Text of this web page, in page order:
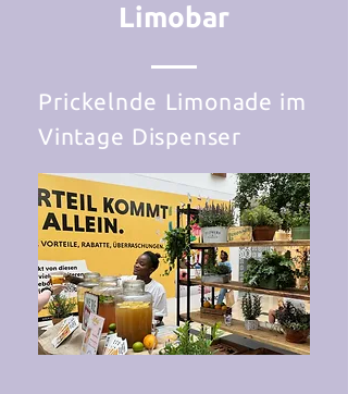
Limobar
Prickelnde Limonade im
Vintage Dispenser